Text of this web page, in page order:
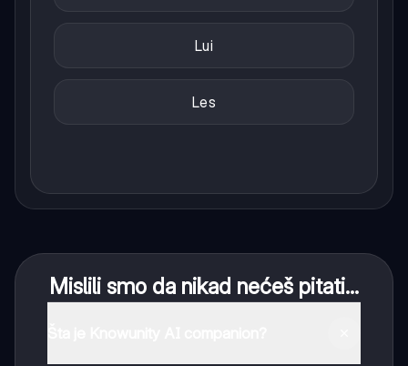
Lui
Les
Mislili smo da nikad nećeš pitati...